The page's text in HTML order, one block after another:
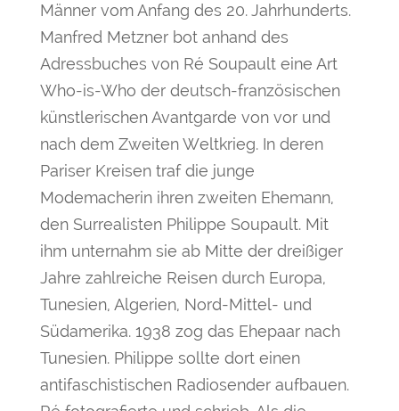
Männer vom Anfang des 20. Jahrhunderts.
Manfred Metzner bot anhand des
Adressbuches von Ré Soupault eine Art
Who-is-Who der deutsch-französischen
künstlerischen Avantgarde von vor und
nach dem Zweiten Weltkrieg. In deren
Pariser Kreisen traf die junge
Modemacherin ihren zweiten Ehemann,
den Surrealisten Philippe Soupault. Mit
ihm unternahm sie ab Mitte der dreißiger
Jahre zahlreiche Reisen durch Europa,
Tunesien, Algerien, Nord-Mittel- und
Südamerika. 1938 zog das Ehepaar nach
Tunesien. Philippe sollte dort einen
antifaschistischen Radiosender aufbauen.